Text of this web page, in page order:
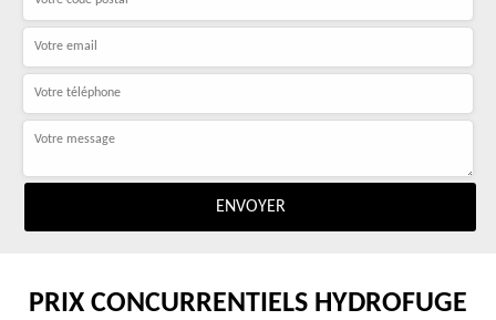
PRIX CONCURRENTIELS HYDROFUGE